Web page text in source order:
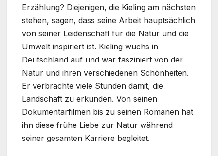
Erzählung? Diejenigen, die Kieling am nächsten
stehen, sagen, dass seine Arbeit hauptsächlich
von seiner Leidenschaft für die Natur und die
Umwelt inspiriert ist. Kieling wuchs in
Deutschland auf und war fasziniert von der
Natur und ihren verschiedenen Schönheiten.
Er verbrachte viele Stunden damit, die
Landschaft zu erkunden. Von seinen
Dokumentarfilmen bis zu seinen Romanen hat
ihn diese frühe Liebe zur Natur während
seiner gesamten Karriere begleitet.